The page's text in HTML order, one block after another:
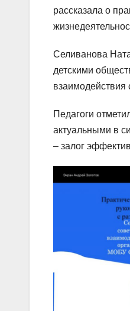
рассказала о
Селиванова
детскими
взаимодействия
Педагоги
актуальными в
– залог